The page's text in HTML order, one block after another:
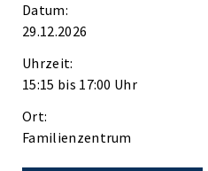
Datum:
29.12.2026
Uhrzeit:
15:15 bis 17:00 Uhr
Ort:
Familienzentrum